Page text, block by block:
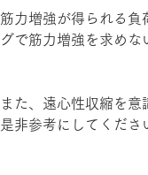
筋力増強が得られる負
グで筋力増強を求めな
また、遠心性収縮を意
是非参考にしてくださ